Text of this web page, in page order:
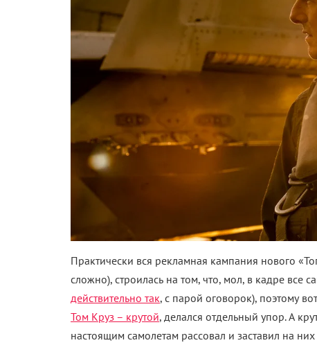
Практически вся рекламная кампания нового
сложно), строилась на том, что, мол, в кадре все
действительно так, с парой оговорок), поэтому
Том Круз – крутой, делался отдельный упор. А
настоящим самолетам рассовал и заставил на них